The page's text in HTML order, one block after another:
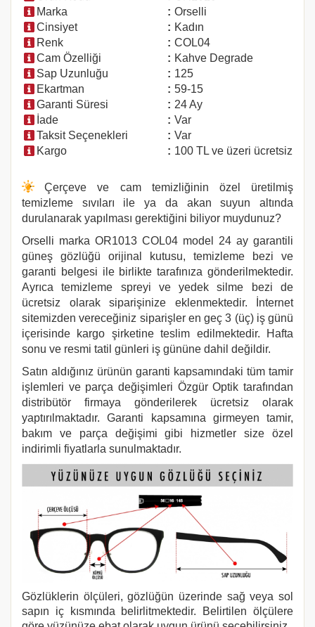
Marka
: Orselli
Cinsiyet
: Kadın
Renk
: COL04
Cam Özelliği
: Kahve Degrade
Sap Uzunluğu
: 125
Ekartman
: 59-15
Garanti Süresi
: 24 Ay
İade
: Var
Taksit Seçenekleri
: Var
Kargo
: 100 TL ve üzeri ücretsiz
Çerçeve ve cam temizliğinin özel üretilmiş
temizleme sıvıları ile ya da akan suyun altında
durulanarak yapılması gerektiğini biliyor muydunuz?
Orselli marka OR1013 COL04 model 24 ay garantili
güneş gözlüğü orijinal kutusu, temizleme bezi ve
garanti belgesi ile birlikte tarafınıza gönderilmektedir.
Ayrıca temizleme spreyi ve yedek silme bezi de
ücretsiz olarak siparişinize eklenmektedir. İnternet
sitemizden vereceğiniz siparişler en geç 3 (üç) iş günü
içerisinde kargo şirketine teslim edilmektedir. Hafta
sonu ve resmi tatil günleri iş gününe dahil değildir.
Satın aldığınız ürünün garanti kapsamındaki tüm tamir
işlemleri ve parça değişimleri Özgür Optik tarafından
distribütör firmaya gönderilerek ücretsiz olarak
yaptırılmaktadır. Garanti kapsamına girmeyen tamir,
bakım ve parça değişimi gibi hizmetler size özel
indirimli fiyatlarla sunulmaktadır.
Gözlüklerin ölçüleri, gözlüğün üzerinde sağ veya sol
sapın iç kısmında belirlitmektedir. Belirtilen ölçülere